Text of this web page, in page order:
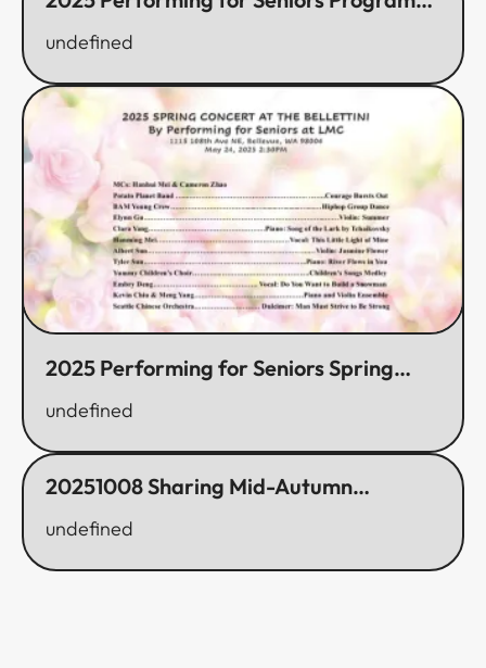
undefined
2025 Performing for Seniors Spring
undefined
20251008 Sharing Mid-Autumn
undefined